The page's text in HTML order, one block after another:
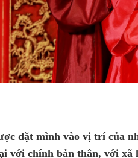
đặt mình vào vị trí của
với chính bản thân, với